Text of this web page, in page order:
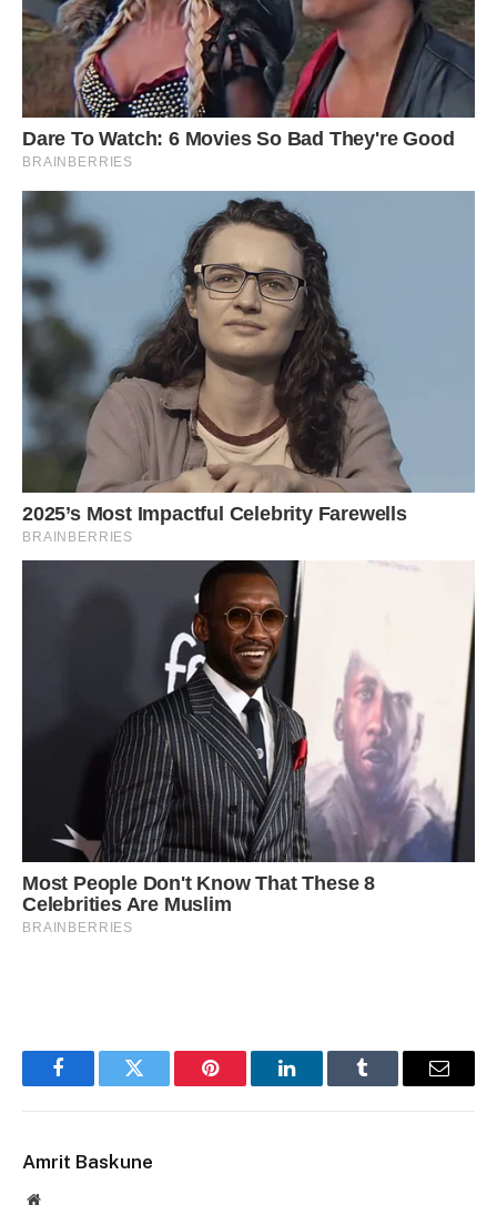
FacebookTwitter Pinterest LinkedInTumblr Email
Amrit Baskune
Website